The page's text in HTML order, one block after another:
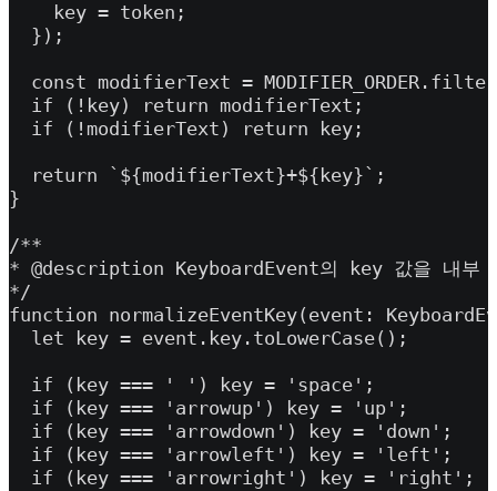
    key = token;
  });
const modifierText =
  if (!key) return modifierText;
  if (!modifierText) return key;
  return `${modifierText}+${key}`;
}
/**
* @description KeyboardEvent의 key 값을 내부
*/
function normalizeEventKey(event:
  let key = event.key.toLowerCase();
  if (key === ' ') key = 'space';
  if (key === 'arrowup') key = 'up';
  if (key === 'arrowdown') key = 'down';
  if (key === 'arrowleft') key = 'left';
  if (key === 'arrowright') key = 'right';